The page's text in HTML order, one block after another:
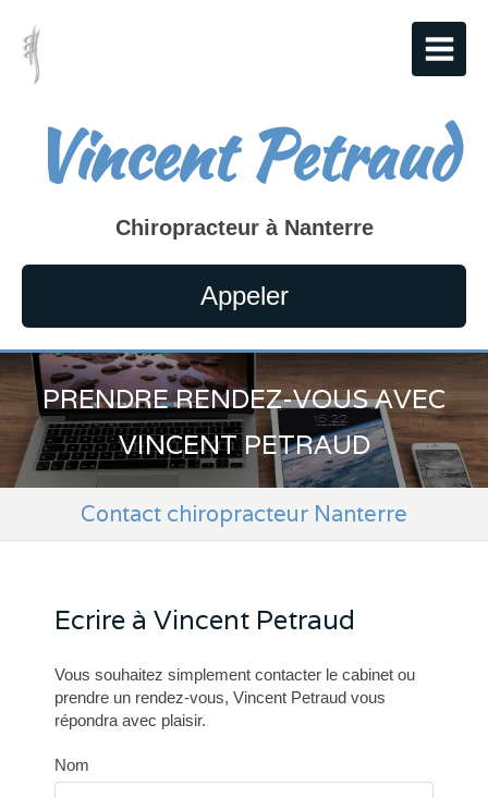
Vincent Petraud
Chiropracteur à Nanterre
Appeler
PRENDRE RENDEZ-VOUS AVEC
VINCENT PETRAUD
Contact chiropracteur Nanterre
Ecrire à Vincent Petraud
Vous souhaitez simplement contacter le cabinet ou
prendre un rendez-vous, Vincent Petraud vous
répondra avec plaisir.
Nom